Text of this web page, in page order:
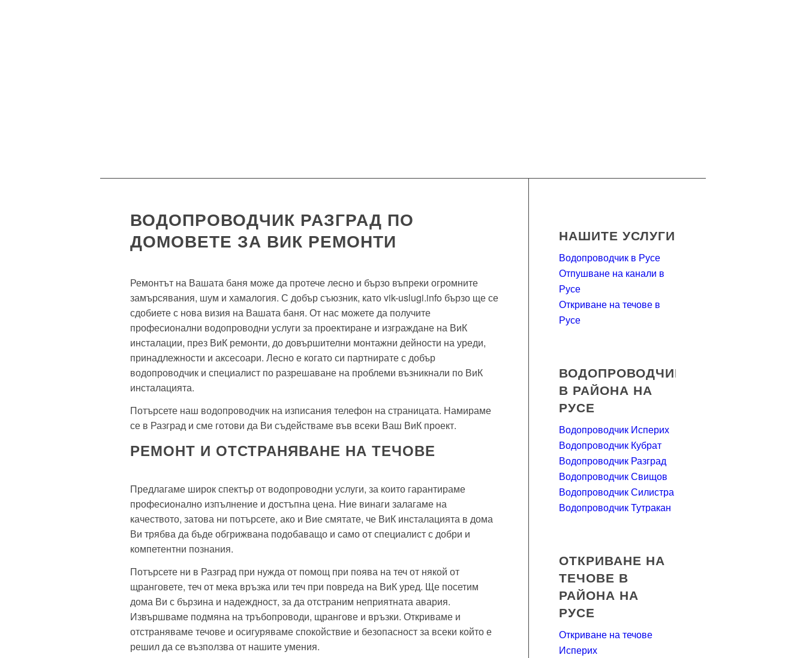
ВОДОПРОВОДЧИК РАЗГРАД ПО
ДОМОВЕТЕ ЗА ВИК РЕМОНТИ
Ремонтът на Вашата баня може да протече лесно и бързо въпреки огромните
замърсявания, шум и хамалогия. С добър съюзник, като vik-uslugi.info бързо ще се
сдобиете с нова визия на Вашата баня. От нас можете да получите
професионални водопроводни услуги за проектиране и изграждане на ВиК
инсталации, през ВиК ремонти, до довършителни монтажни дейности на уреди,
принадлежности и аксесоари. Лесно е когато си партнирате с добър
водопроводчик и специалист по разрешаване на проблеми възникнали по ВиК
инсталацията.
Потърсете наш водопроводчик на изписания телефон на страницата. Намираме
се в Разград и сме готови да Ви съдействаме във всеки Ваш ВиК проект.
РЕМОНТ И ОТСТРАНЯВАНЕ НА ТЕЧОВЕ
Предлагаме широк спектър от водопроводни услуги, за които гарантираме
професионално изпълнение и достъпна цена. Ние винаги залагаме на
качеството, затова ни потърсете, ако и Вие смятате, че ВиК инсталацията в дома
Ви трябва да бъде обгрижвана подобаващо и само от специалист с добри и
компетентни познания.
Потърсете ни в Разград при нужда от помощ при поява на теч от някой от
щранговете, теч от мека връзка или теч при повреда на ВиК уред. Ще посетим
дома Ви с бързина и надеждност, за да отстраним неприятната авария.
Извършваме подмяна на тръбопроводи, щрангове и връзки. Откриваме и
отстраняваме течове и осигуряваме спокойствие и безопасност за всеки който е
решил да се възползва от нашите умения.
НАШИТЕ УСЛУГИ
Водопроводчик в Русе
Отпушване на канали в
Русе
Откриване на течове в
Русе
ВОДОПРОВОДЧИЦИ
В РАЙОНА НА
РУСЕ
Водопроводчик Исперих
Водопроводчик Кубрат
Водопроводчик Разград
Водопроводчик Свищов
Водопроводчик Силистра
Водопроводчик Тутракан
ОТКРИВАНЕ НА
ТЕЧОВЕ В
РАЙОНА НА
РУСЕ
Откриване на течове
Исперих